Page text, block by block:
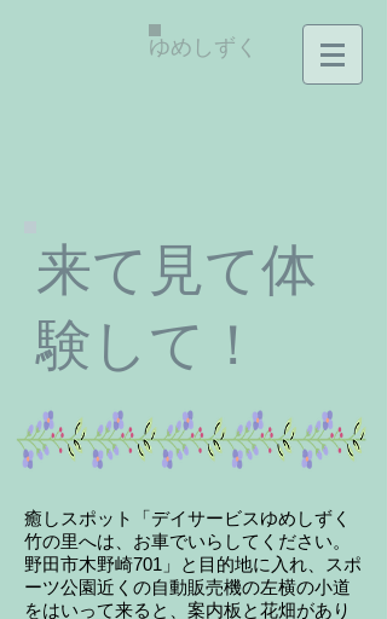
ゆめしずく
来て見て体
験して！
癒しスポット「デイサービスゆめしずく
竹の里へは、お車でいらしてください。
野田市木野崎701」と目的地に入れ、スポ
ーツ公園近くの自動販売機の左横の小道
をはいって来ると、案内板と花畑があり